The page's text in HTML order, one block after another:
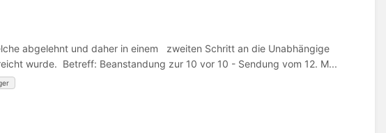
abgelehnt und daher in einem zweiten Schritt an die Unabhängige
wurde. Betreff: Beanstandung zur 10 vor 10 - Sendung vom 12. M...